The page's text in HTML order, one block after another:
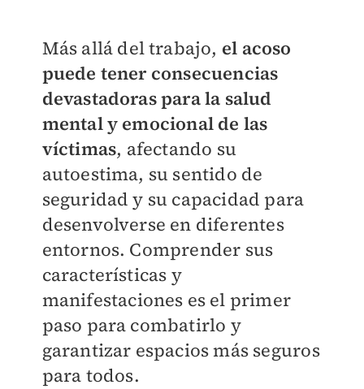
Más allá del trabajo, el acoso
puede tener consecuencias
devastadoras para la salud
mental y emocional de las
víctimas, afectando su
autoestima, su sentido de
seguridad y su capacidad para
desenvolverse en diferentes
entornos. Comprender sus
características y
manifestaciones es el primer
paso para combatirlo y
garantizar espacios más seguros
para todos.